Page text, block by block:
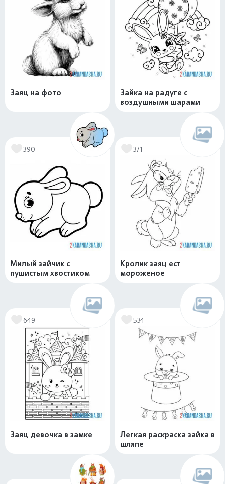
Заяц на фото
Зайка на радуге с
воздушными шарами
390
Милый зайчик с
пушистым хвостиком
371
Кролик заяц ест
мороженое
649
Заяц девочка в замке
534
Легкая раскраска зайка в
шляпе